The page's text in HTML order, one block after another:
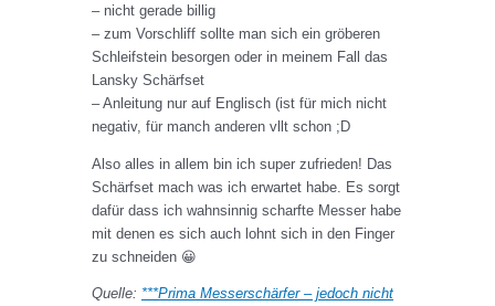
– nicht gerade billig
– zum Vorschliff sollte man sich ein gröberen
Schleifstein besorgen oder in meinem Fall das
Lansky Schärfset
– Anleitung nur auf Englisch (ist für mich nicht
negativ, für manch anderen vllt schon ;D
Also alles in allem bin ich super zufrieden! Das
Schärfset mach was ich erwartet habe. Es sorgt
dafür dass ich wahnsinnig scharfte Messer habe
mit denen es sich auch lohnt sich in den Finger
zu schneiden 😀
Quelle: ***Prima Messerschärfer – jedoch nicht